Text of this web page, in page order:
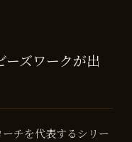
ズワークが出
チを代表するシリー